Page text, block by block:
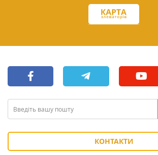
КОНТАКТИ